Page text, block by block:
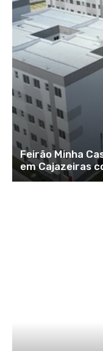
Feirão Minha
em Cajazeiras